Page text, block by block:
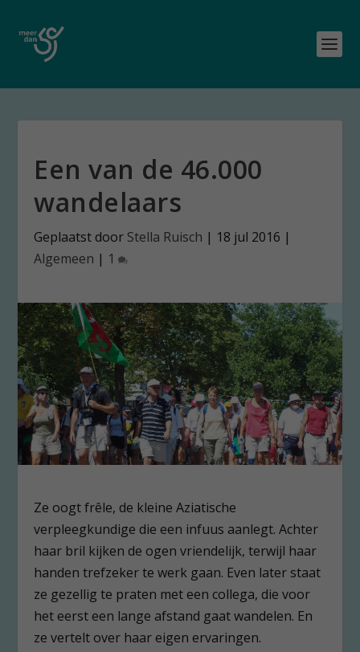
Een van de 46.000
wandelaars
Geplaatst door Stella Ruisch | 18 jul 2016 |
Algemeen | 1
Ze oogt frêle, de kleine Aziatische
verpleegkundige die een infuus aanlegt. Achter
haar bril kijken de ogen vriendelijk, terwijl haar
handen trefzeker te werk gaan. Even later staat
ze gezellig te praten met een collega, die voor
het eerst een lange afstand gaat wandelen. En
ze vertelt over haar eigen ervaringen.